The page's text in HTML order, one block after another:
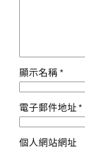
顯示名稱*
電子郵件地址*
個人網站網址